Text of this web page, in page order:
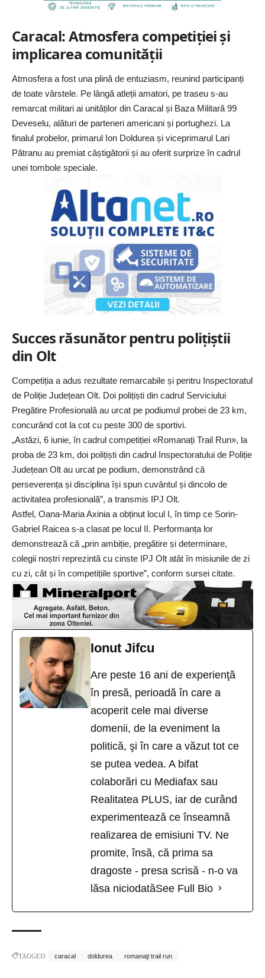
Caracal: Atmosfera competiției și
implicarea comunității
Atmosfera a fost una plină de entuziasm, reunind participanți
de toate vârstele. Pe lângă atleții amatori, pe traseu s-au
remarcat militari ai unităților din Caracal și Baza Militară 99
Deveselu, alături de parteneri americani și portughezi. La
finalul probelor, primarul Ion Doldurea și viceprimarul Lari
Pătranu au premiat câștigătorii și au oferit surprize în cadrul
unei tombole speciale.
Succes răsunător pentru polițiștii
din Olt
Competiția a adus rezultate remarcabile și pentru Inspectoratul
de Poliție Județean Olt. Doi polițiști din cadrul Serviciului
Pregătire Profesională au urcat pe podiumul probei de 23 km,
concurând cot la cot cu peste 300 de sportivi.
„Astăzi, 6 iunie, în cadrul competiției «Romanați Trail Run», la
proba de 23 km, doi polițiști din cadrul Inspectoratului de Poliție
Județean Olt au urcat pe podium, demonstrând că
perseverența și disciplina își spun cuvântul și dincolo de
activitatea profesională”, a transmis IPJ Olt.
Astfel, Oana-Maria Axinia a obținut locul I, în timp ce Sorin-
Gabriel Raicea s-a clasat pe locul II. Performanța lor
demonstrează că „prin ambiție, pregătire și determinare,
colegii noștri reprezintă cu cinste IPJ Olt atât în misiunile de zi
cu zi, cât și în competițiile sportive”, conform sursei citate.
Ionut Jifcu
Are peste 16 ani de experienţă
în presă, perioadă în care a
acoperit cele mai diverse
domenii, de la eveniment la
politică, şi în care a văzut tot ce
se putea vedea. A bifat
colaborări cu Mediafax sau
Realitatea PLUS, iar de curând
experimentează ce înseamnă
realizarea de emisiuni TV. Ne
promite, însă, că prima sa
dragoste - presa scrisă - n-o va
lăsa niciodatăSee Full Bio
TAGGED: caracal doldurea romanaţi trail run